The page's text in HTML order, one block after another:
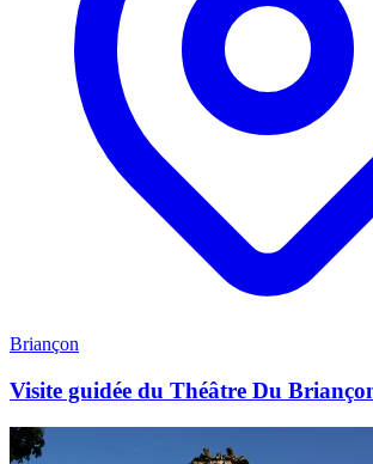
Briançon
Visite guidée du Théâtre Du